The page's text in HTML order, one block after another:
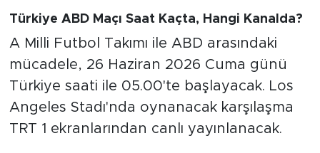
Türkiye ABD Maçı Saat Kaçta, Hangi Kanalda?
A Milli Futbol Takımı ile ABD arasındaki
mücadele, 26 Haziran 2026 Cuma günü
Türkiye saati ile 05.00'te başlayacak. Los
Angeles Stadı'nda oynanacak karşılaşma
TRT 1 ekranlarından canlı yayınlanacak.